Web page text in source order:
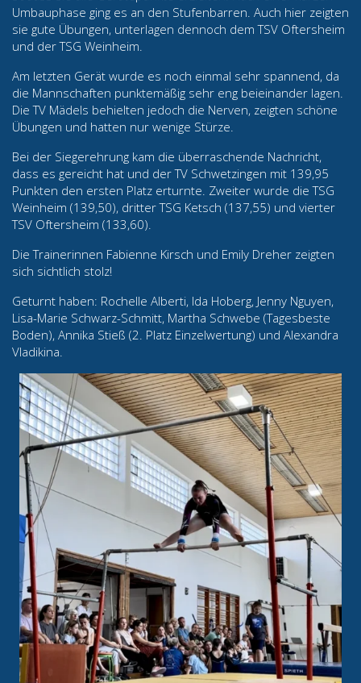
Umbauphase ging es an den Stufenbarren. Auch hier zeigten
sie gute Übungen, unterlagen dennoch dem TSV Oftersheim
und der TSG Weinheim.
Am letzten Gerät wurde es noch einmal sehr spannend, da
die Mannschaften punktemäßig sehr eng beieinander lagen.
Die TV Mädels behielten jedoch die Nerven, zeigten schöne
Übungen und hatten nur wenige Stürze.
Bei der Siegerehrung kam die überraschende Nachricht,
dass es gereicht hat und der TV Schwetzingen mit 139,95
Punkten den ersten Platz erturnte. Zweiter wurde die TSG
Weinheim (139,50), dritter TSG Ketsch (137,55) und vierter
TSV Oftersheim (133,60).
Die Trainerinnen Fabienne Kirsch und Emily Dreher zeigten
sich sichtlich stolz!
Geturnt haben: Rochelle Alberti, Ida Hoberg, Jenny Nguyen,
Lisa-Marie Schwarz-Schmitt, Martha Schwebe (Tagesbeste
Boden), Annika Stieß (2. Platz Einzelwertung) und Alexandra
Vladikina.